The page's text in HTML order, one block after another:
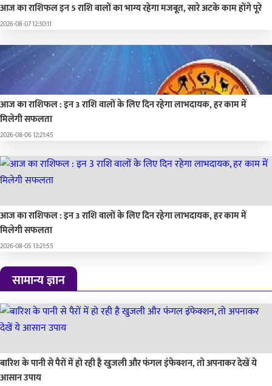
आज का राशिफल इन 5 राशि वालों का भाग्य रहेगा मजबूत, सारे अटके काम होंगे पूरे
2026-08-07 12:30:11
आज का राशिफल : इन 3 राशि वालों के लिए दिन रहेगा लाभदायक, हर काम में
मिलेगी सफलता
2026-08-06 12:21:45
आज का राशिफल : इन 3 राशि वालों के लिए दिन रहेगा लाभदायक, हर काम में
मिलेगी सफलता
2026-08-05 13:21:55
सामान्य ज्ञान
बारिश के पानी से पैरों में हो रही है खुजली और फंगल इंफेक्शन, तो अपनाकर देखें ये
आसान उपाय